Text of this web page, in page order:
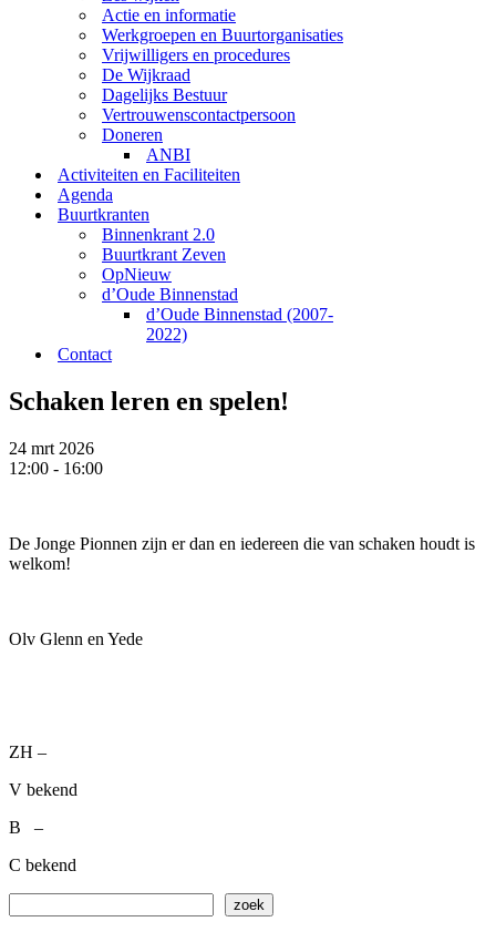
Actie en informatie
Werkgroepen en Buurtorganisaties
Vrijwilligers en procedures
De Wijkraad
Dagelijks Bestuur
Vertrouwenscontactpersoon
Doneren
ANBI
Activiteiten en Faciliteiten
Agenda
Buurtkranten
Binnenkrant 2.0
Buurtkrant Zeven
OpNieuw
d’Oude Binnenstad
d’Oude Binnenstad (2007-
2022)
Contact
Schaken leren en spelen!
24 mrt 2026
12:00 - 16:00
De Jonge Pionnen zijn er dan en iedereen die van schaken houdt is
welkom!
Olv Glenn en Yede
ZH –
V bekend
B –
C bekend
zoek